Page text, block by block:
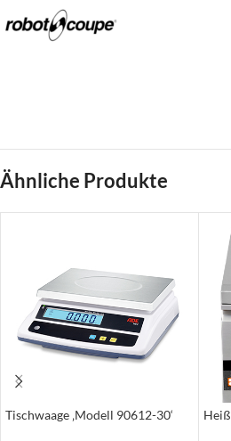
Ähnliche Produkte
Tischwaage ‚Modell 90612-30‘